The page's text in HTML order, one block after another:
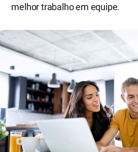
melhor trabalho em equipe.